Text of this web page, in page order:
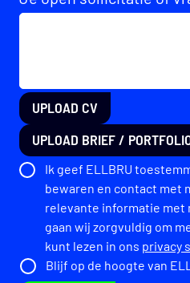
UPLOAD CV
UPLOAD BRIEF /
Ik geef ELLBRU
bewaren en contact met
relevante informatie met
gaan wij zorgvuldig om
kunt lezen in ons privacy
Blijf op de hoogte van